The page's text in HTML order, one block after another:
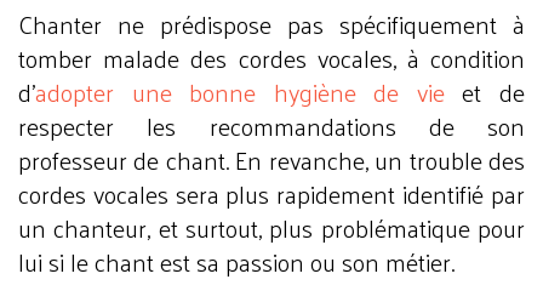
Chanter ne prédispose pas spécifiquement à
tomber malade des cordes vocales, à condition
d'adopter une bonne hygiène de vieet de
respecter les recommandations de son
professeur de chant. En revanche, un trouble des
cordes vocales sera plus rapidement identifié par
un chanteur, et surtout, plus problématique pour
lui si le chant est sa passion ou son métier.